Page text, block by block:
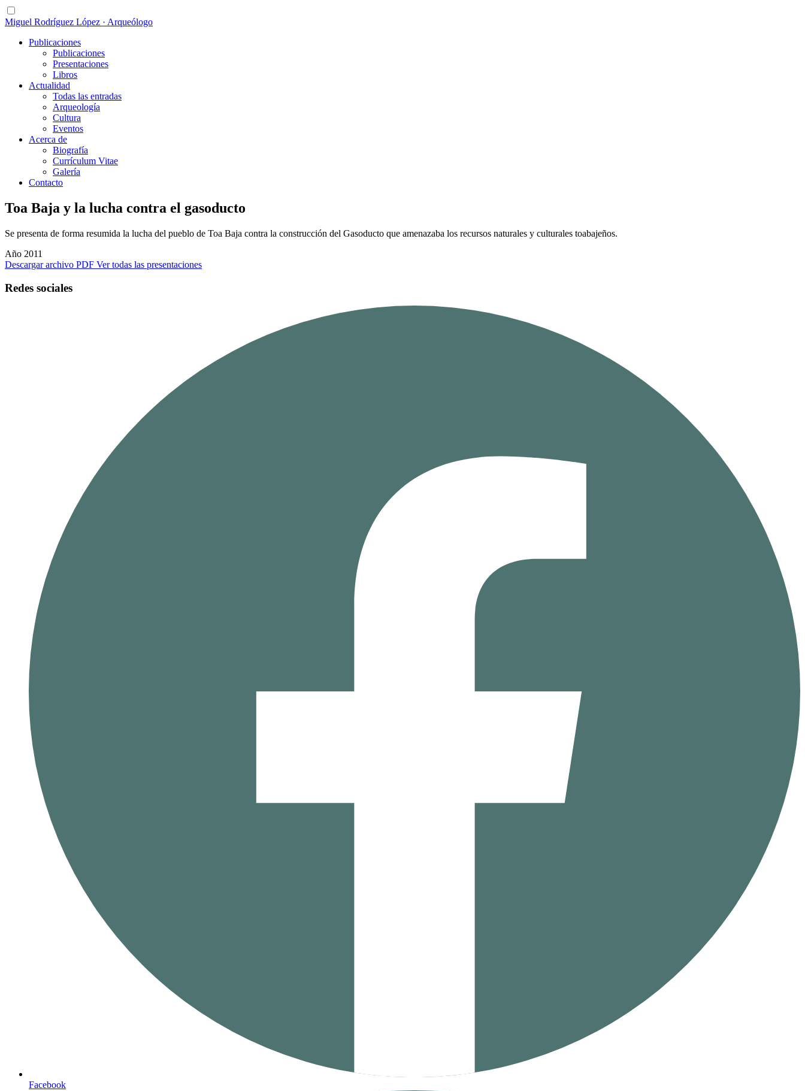
Miguel Rodríguez López · Arqueólogo
Publicaciones
Publicaciones
Presentaciones
Libros
Actualidad
Todas las entradas
Arqueología
Cultura
Eventos
Acerca de
Biografía
Currículum Vitae
Galería
Contacto
Toa Baja y la lucha contra el gasoducto
Se presenta de forma resumida la lucha del pueblo de Toa Baja contra la construcción del Gasoducto que amenazaba los recursos naturales y culturales toabajeños.
Año 2011
Descargar archivo PDF Ver todas las presentaciones
Redes sociales
Facebook